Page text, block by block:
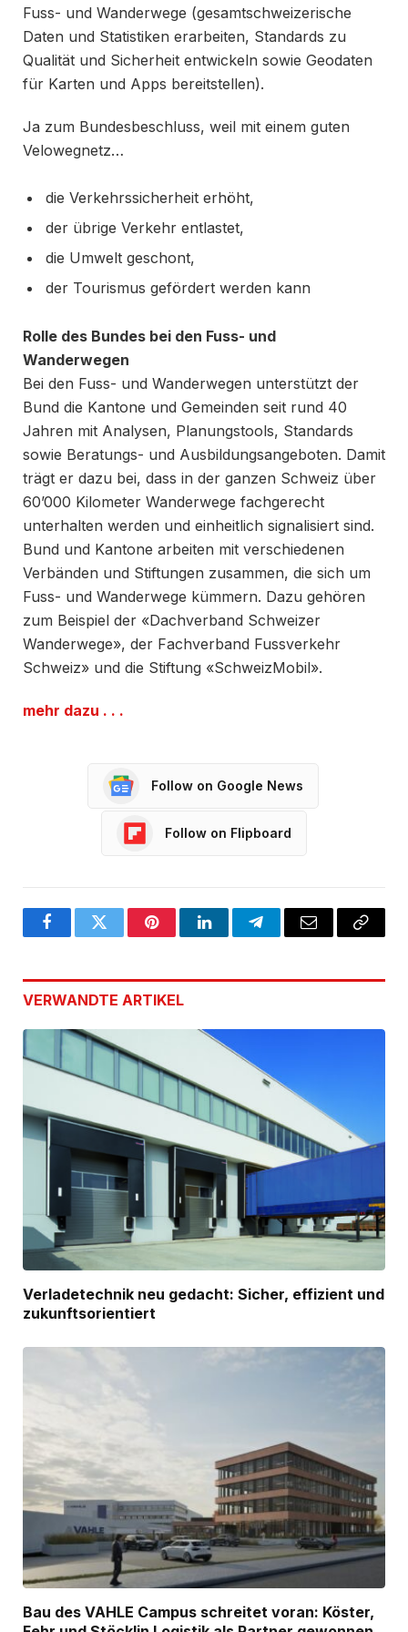
Fuss- und Wanderwege (gesamtschweizerische
Daten und Statistiken erarbeiten, Standards zu
Qualität und Sicherheit entwickeln sowie Geodaten
für Karten und Apps bereitstellen).
Ja zum Bundesbeschluss, weil mit einem guten
Velowegnetz…
die Verkehrssicherheit erhöht,
der übrige Verkehr entlastet,
die Umwelt geschont,
der Tourismus gefördert werden kann
Rolle des Bundes bei den Fuss- und
Wanderwegen
Bei den Fuss- und Wanderwegen unterstützt der
Bund die Kantone und Gemeinden seit rund 40
Jahren mit Analysen, Planungstools, Standards
sowie Beratungs- und Ausbildungsangeboten. Damit
trägt er dazu bei, dass in der ganzen Schweiz über
60’000 Kilometer Wanderwege fachgerecht
unterhalten werden und einheitlich signalisiert sind.
Bund und Kantone arbeiten mit verschiedenen
Verbänden und Stiftungen zusammen, die sich um
Fuss- und Wanderwege kümmern. Dazu gehören
zum Beispiel der «Dachverband Schweizer
Wanderwege», der Fachverband Fussverkehr
Schweiz» und die Stiftung «SchweizMobil».
mehr dazu . . .
Follow on Google News
Follow on Flipboard
FacebookTwitter PinterestLinkedInTelegramEmail
Copy
VERWANDTE ARTIKEL
Verladetechnik neu gedacht: Sicher, effizient und
zukunftsorientiert
Bau des VAHLE Campus schreitet voran: Köster,